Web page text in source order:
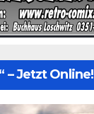
– Jetzt Online!